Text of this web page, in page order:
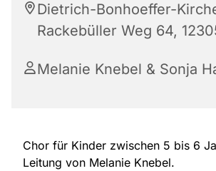
Dietrich-Bonhoeffer-
Rackebüller Weg 64,
Melanie Knebel & Sonja
Chor für Kinder zwischen 5 bis 6
Leitung von Melanie Knebel.